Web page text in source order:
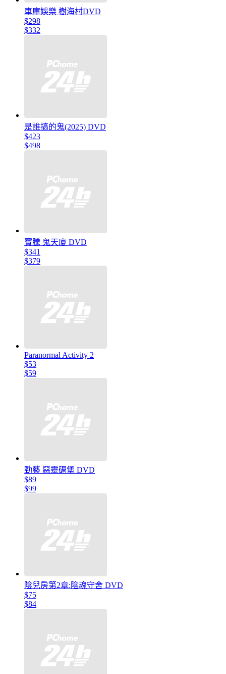
車庫娛樂 樹海村DVD
$298
$332
是誰搞的鬼(2025) DVD
$423
$498
寶騰 鬼天廈 DVD
$341
$379
Paranormal Activity 2
$53
$59
勁藝 惡靈碉堡 DVD
$89
$99
陰兒房第2章:陰魂守舍 DVD
$75
$84